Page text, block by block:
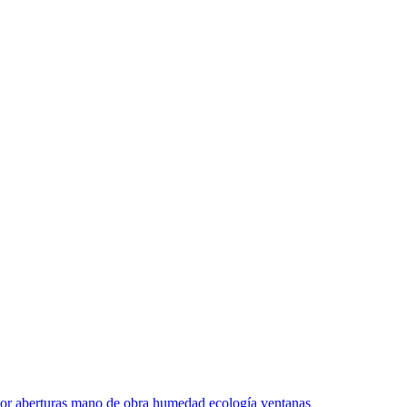
aberturas mano de obra humedad ecología ventanas